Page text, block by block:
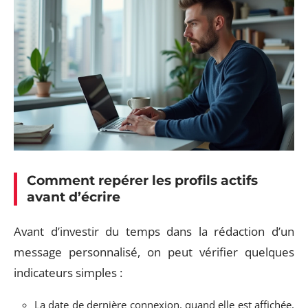
Comment repérer les profils actifs
avant d’écrire
Avant d’investir du temps dans la rédaction d’un
message personnalisé, on peut vérifier quelques
indicateurs simples :
La date de dernière connexion, quand elle est affichée,